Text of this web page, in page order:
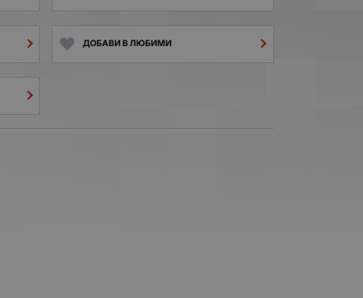
ДОБАВИ В ЛЮБИМИ